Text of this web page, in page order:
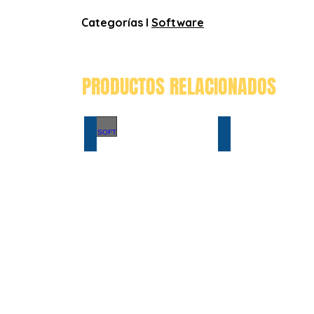
Categorías I Software
PRODUCTOS RELACIONADOS
AGISOFT